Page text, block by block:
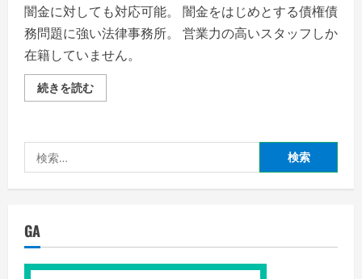
闇金に対しても対応可能。 闇金をはじめとする債権債
務問題に強い法律事務所。 営業力の高いスタッフしか
在籍していません。
続きを読む借
金
専
化
し
理！
護
索:
GA